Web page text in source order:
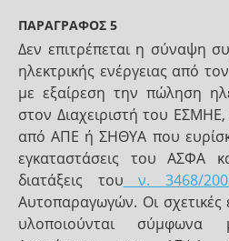
ΠΑΡΑΓΡΑΦΟΣ 5
Δεν επιτρέπεται η σύναψη
ηλεκτρικής ενέργειας από
με εξαίρεση την πώληση
στον Διαχειριστή του
από ΑΠΕ ή ΣΗΘΥΑ που
εγκαταστάσεις του ΑΣΦΑ
διατάξεις του ν. 3468/
Αυτοπαραγωγών. Οι σχετικές
υλοποιούνται